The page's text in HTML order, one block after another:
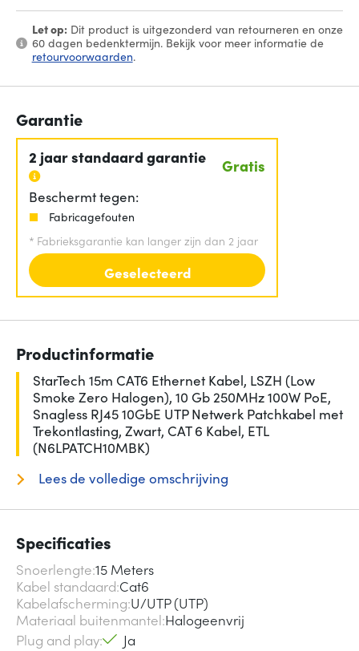
Let op:Dit product is uitgezonderd van retourneren en onze
60 dagen bedenktermijn. Bekijk voor meer informatie de
retourvoorwaarden.
Garantie
2 jaar standaard garantie Gratis
Beschermt tegen:
Fabricagefouten
* Fabrieksgarantie kan langer zijn dan 2 jaar
Geselecteerd
Productinformatie
StarTech 15m CAT6 Ethernet Kabel, LSZH (Low
Smoke Zero Halogen), 10 Gb 250MHz 100W PoE,
Snagless RJ45 10GbE UTP Netwerk Patchkabel met
Trekontlasting, Zwart, CAT 6 Kabel, ETL
(N6LPATCH10MBK)
Lees de volledige omschrijving
Specificaties
Snoerlengte 15 Meters
Kabel standaard Cat6
Kabelafscherming U/UTP (UTP)
Materiaal buitenmantel Halogeenvrij
Plug and play
Ja